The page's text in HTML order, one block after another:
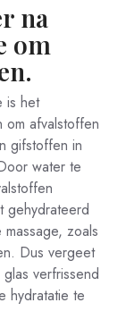
na
om
is het
om afvalstoffen
gifstoffen in
water te
gehydrateerd
zoals
Dus vergeet
verfrissend
hydratatie te